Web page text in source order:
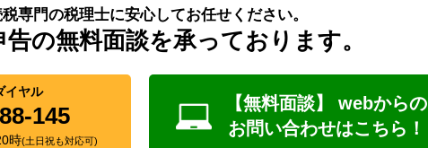
専門の税理士に安心してお任せください。
告の無料面談を承っております。
イヤル
145
時(土日祝も対応可)
【無料面談】 webからの
お問い合わせはこちら！